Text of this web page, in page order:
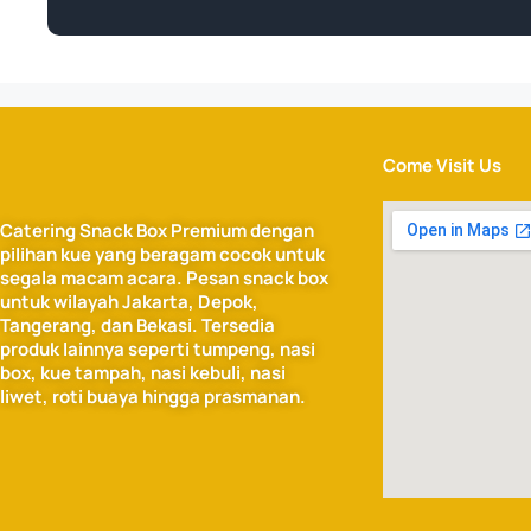
Catering Snack Box Premium dengan
pilihan kue yang beragam cocok untuk
segala macam acara. Pesan snack box
untuk wilayah Jakarta, Depok,
Tangerang, dan Bekasi. Tersedia
produk lainnya seperti tumpeng, nasi
box, kue tampah, nasi kebuli, nasi
liwet, roti buaya hingga prasmanan.
Come Visit Us